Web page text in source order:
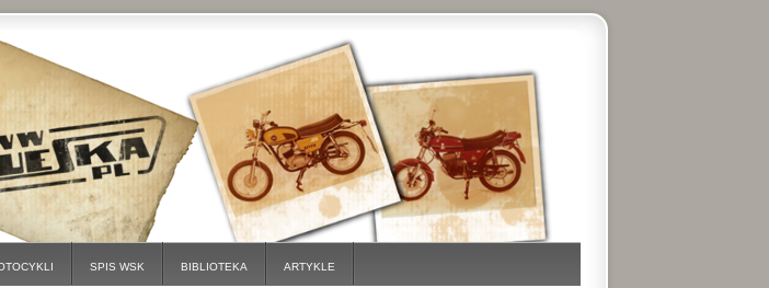
SPIS WSK BIBLIOTEKA ARTYKLE